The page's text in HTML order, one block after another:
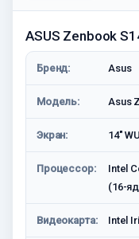
ASUS Zenbook
Бренд: Asus
Модель: Asus
Экран: 14"
Процессор:
Intel
(16-
Видеокарта: Intel